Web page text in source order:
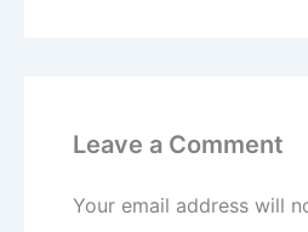
Leave a Comment
Your email address will